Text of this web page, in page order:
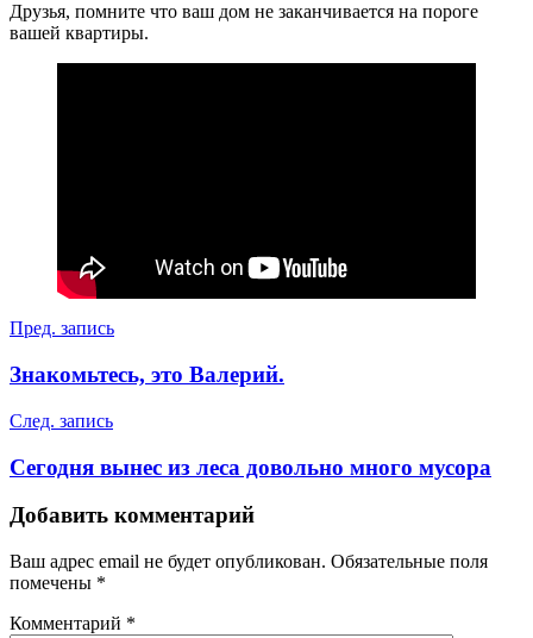
Друзья, помните что ваш дом не заканчивается на пороге
вашей квартиры.
Навигация
по
Пред. запись
Знакомьтесь, это Валерий.
След. запись
Сегодня вынес из леса довольно много мусора
Добавить комментарий
Ваш адрес email не будет опубликован. Обязательные поля
помечены *
Комментарий *